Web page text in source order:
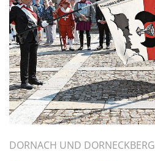
DORNACH UND DORNECKBERG